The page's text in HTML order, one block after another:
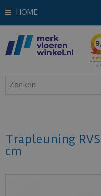
HOME
Trapleuning
cm